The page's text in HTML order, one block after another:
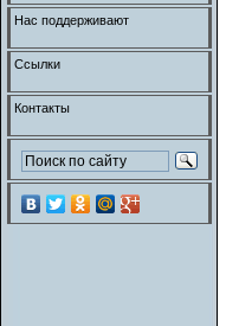
Нас поддерживают
Ссылки
Контакты